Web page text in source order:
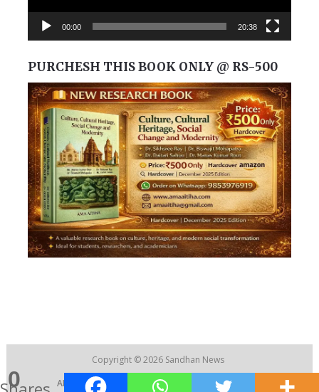
0
00:00 20:38
PURCHESH THIS BOOK ONLY @ RS-500
Copyright © 2026 Sandhan News
ABOUT US
CONTACT US RECRUITMENT